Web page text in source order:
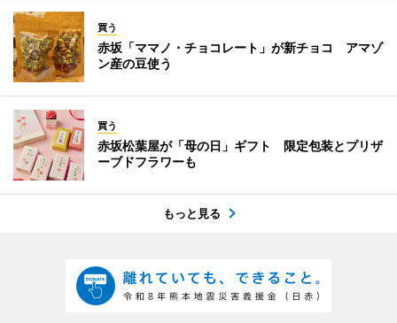
買う
赤坂「ママノ・チョコレート」が新チョコ アマゾ
ン産の豆使う
買う
赤坂松葉屋が「母の日」ギフト 限定包装とプリザ
ーブドフラワーも
もっと見る